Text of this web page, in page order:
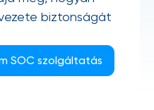
biztonságát
SOC szolgáltatás